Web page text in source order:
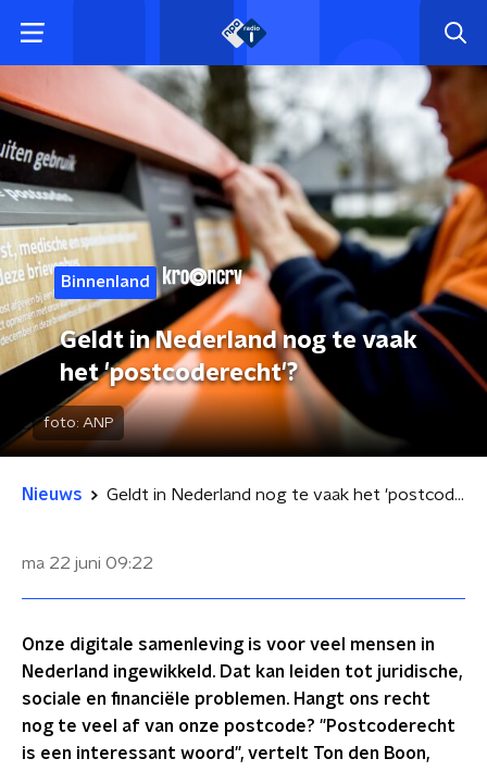
Binnenland
Geldt in Nederland nog te vaak
het 'postcoderecht'?
foto: ANP
Nieuws Geldt in Nederland nog te vaak het 'postcoderecht'?
ma 22 juni 09:22
Onze digitale samenleving is voor veel mensen in
Nederland ingewikkeld. Dat kan leiden tot juridische,
sociale en financiële problemen. Hangt ons recht
nog te veel af van onze postcode? "Postcoderecht
is een interessant woord", vertelt Ton den Boon,